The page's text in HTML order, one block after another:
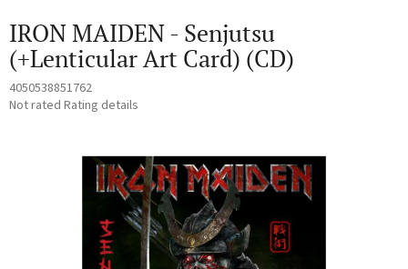
IRON MAIDEN - Senjutsu
(+Lenticular Art Card) (CD)
4050538851762
The
Not rated Rating details